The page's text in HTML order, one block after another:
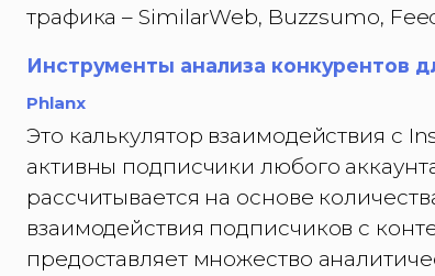
трафика – SimilarWeb, Buzzsumo,
Инструменты анализа конкурентов
Phlanx
Это калькулятор взаимодействия с
активны подписчики любого
рассчитывается на основе
взаимодействия подписчиков с
предоставляет множество